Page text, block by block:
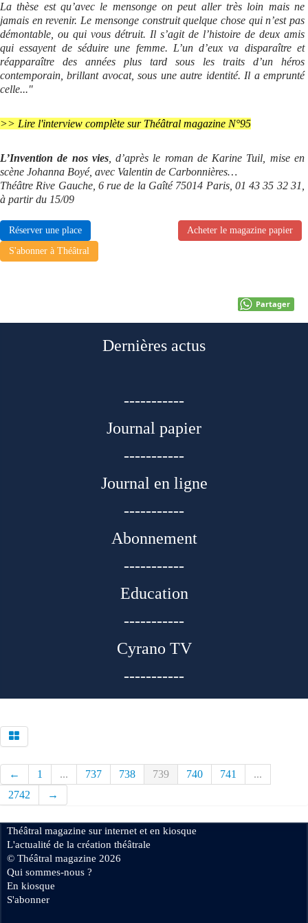
La thèse est qu’avec le mensonge on peut aller très loin mais ne
jamais en revenir. Le mensonge construit quelque chose qui n’est pas
démontable, ou qui vous détruit. Il s’agit de l’histoire de deux amis
qui essayent de séduire une femme. L’un d’eux va disparaître et
réapparaître des années plus tard sous les traits d’un héros
contemporain, brillant avocat, sous une autre identité. Il a emprunté
celle..."
>> Lire l'interview complète sur Théâtral magazine N°95
L’Invention de nos vies, d’après le roman de Karine Tuil, mise en
scène Johanna Boyé, avec Valentin de Carbonnières…
Théâtre Rive Gauche, 6 rue de la Gaîté 75014 Paris, 01 43 35 32 31,
à partir du 15/09
Réserver une place
Acheter le magazine papier
S'abonner à Théâtral
Partager
Dernières actus
-----------
Journal papier
-----------
Journal en ligne
-----------
Abonnement
-----------
Education
-----------
Cyrano TV
-----------
← 1 ... 737 738 739 740 741
...
2742
→
Théâtral magazine sur internet et en kiosque
L'actualité de la création théâtrale
© Théâtral magazine 2026
Qui sommes-nous ?
En kiosque
S'abonner